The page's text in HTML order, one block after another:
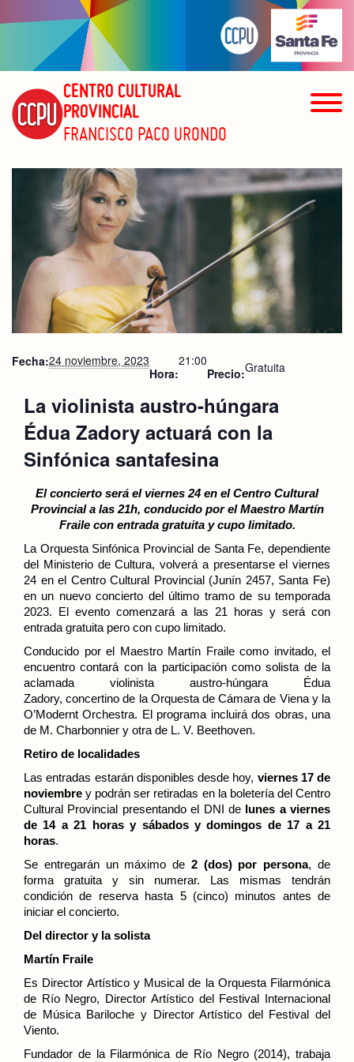
CENTRO CULTURAL
PROVINCIAL
FRANCISCO PACO URONDO
Fecha:24 noviembre, 2023
Hora:
21:00
Precio:Gratuita
La violinista austro-húngara
Édua Zadory actuará con la
Sinfónica santafesina
El concierto será el viernes 24 en el Centro Cultural
Provincial a las 21h, conducido por el Maestro Martín
Fraile con entrada gratuita y cupo limitado.
La Orquesta Sinfónica Provincial de Santa Fe, dependiente
del Ministerio de Cultura, volverá a presentarse el viernes
24 en el Centro Cultural Provincial (Junín 2457, Santa Fe)
en un nuevo concierto del último tramo de su temporada
2023. El evento comenzará a las 21 horas y será con
entrada gratuita pero con cupo limitado.
Conducido por el Maestro Martín Fraile como invitado, el
encuentro contará con la participación como solista de la
aclamada violinista austro-húngara Édua
Zadory, concertino de la Orquesta de Cámara de Viena y la
O’Modernt Orchestra. El programa incluirádos obras, una
de M. Charbonnier y otra de L. V. Beethoven.
Retiro de localidades
Las entradas estarán disponibles desde hoy, viernes 17de
noviembre y podrán ser retiradas en la boletería del Centro
Cultural Provincial presentando el DNI de lunes a viernes
de 14 a 21 horas y sábados y domingos de 17 a 21
horas.
Se entregarán un máximo de 2 (dos) por persona, de
forma gratuita y sin numerar. Las mismas tendrán
condición de reserva hasta 5 (cinco) minutos antes de
iniciar el concierto.
Del director y la solista
Martín Fraile
Es Director Artístico y Musical de la Orquesta Filarmónica
de Río Negro, Director Artístico del Festival Internacional
de Música Bariloche y Director Artístico del Festival del
Viento.
Fundador de la Filarmónica de Río Negro (2014), trabaja